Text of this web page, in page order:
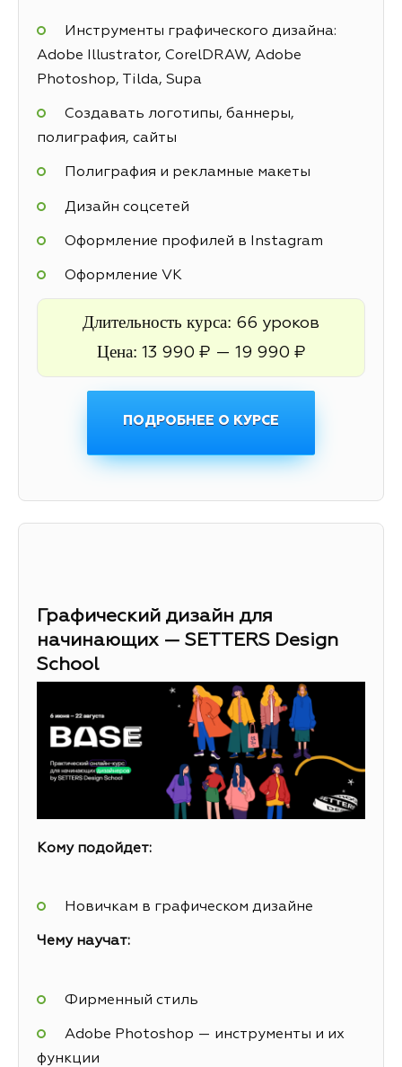
Инструменты графического дизайна:
Adobe Illustrator, CorelDRAW, Adobe
Photoshop, Tilda, Supa
Создавать логотипы, баннеры,
полиграфия, сайты
Полиграфия и рекламные макеты
Дизайн соцсетей
Оформление профилей в Instagram
Оформление VK
Длительность курса: 66 уроков
Цена: 13 990 ₽ — 19 990 ₽
ПОДРОБНЕЕ О КУРСЕ
Графический дизайн для
начинающих — SETTERS Design
School
Кому подойдет:
Новичкам в графическом дизайне
Чему научат:
Фирменный стиль
Adobe Photoshop — инструменты и их
функции